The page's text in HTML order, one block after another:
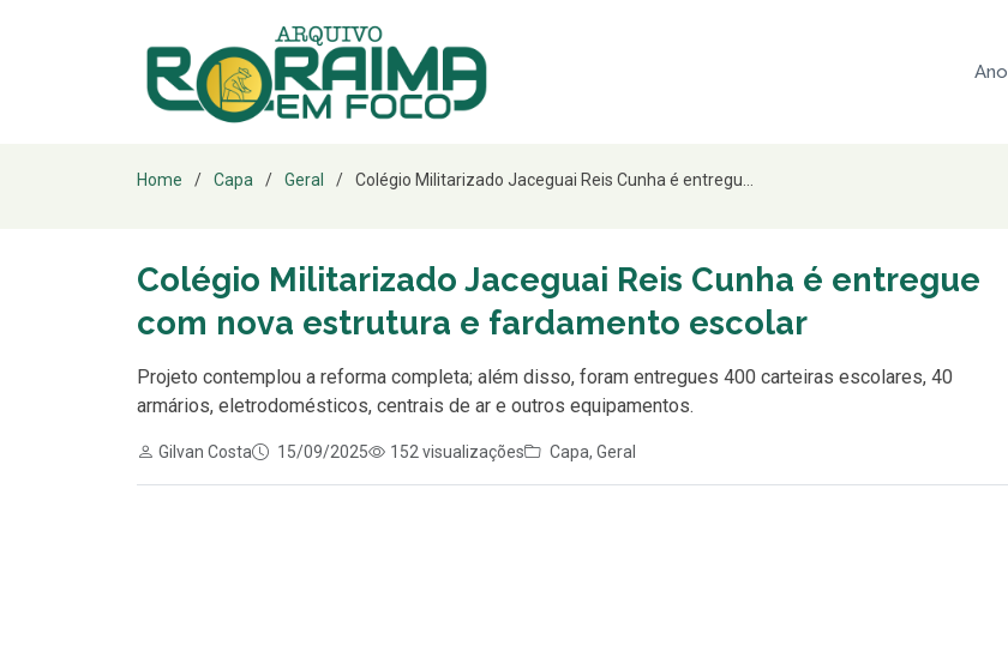
Ano
Home Capa Geral Colégio Militarizado Jaceguai Reis Cunha é entregu...
Colégio Militarizado Jaceguai Reis Cunha é entregue
com nova estrutura e fardamento escolar
Projeto contemplou a reforma completa; além disso, foram entregues 400 carteiras escolares, 40
armários, eletrodomésticos, centrais de ar e outros equipamentos.
Gilvan Costa 15/09/2025 152 visualizações Capa, Geral